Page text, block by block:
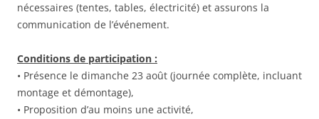
nécessaires (tentes, tables, électricité) et assurons la
communication de l’événement.
Conditions de participation :
• Présence le dimanche 23 août (journée complète, incluant
montage et démontage),
• Proposition d’au moins une activité,